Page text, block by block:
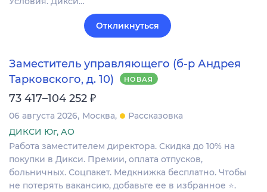
Откликнуться
Заместитель управляющего (б-р Андрея
Тарковского, д. 10)
НОВАЯ
73 417–104 252 ₽
06 августа 2026 Москва
Рассказовка
ДИКСИ Юг, АО
Работа заместителем директора. Скидка до 10% на
покупки в Дикси. Премии, оплата отпусков,
больничных. Соцпакет. Медкнижка бесплатно. Чтобы
не потерять вакансию, добавьте ее в избранное ⭐.